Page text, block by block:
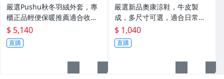
嚴選Pushu秋冬羽絨外套，專
櫃正品輕便保暖推薦適合收藏
秋冬羽絨 外套 保暖
$ 5,140
直購
嚴選新品奧康涼鞋，牛皮製
成，多尺寸可選，適合日常搭
配收藏 涼鞋 牛皮 奧康
$ 1,040
直購